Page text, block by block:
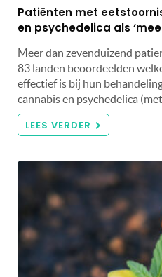
Patiënten met
en psychedelica als
Meer dan zevenduizend
83 landen beoordeelden
effectief is bij hun
cannabis en psychedelica
LEES VERDER